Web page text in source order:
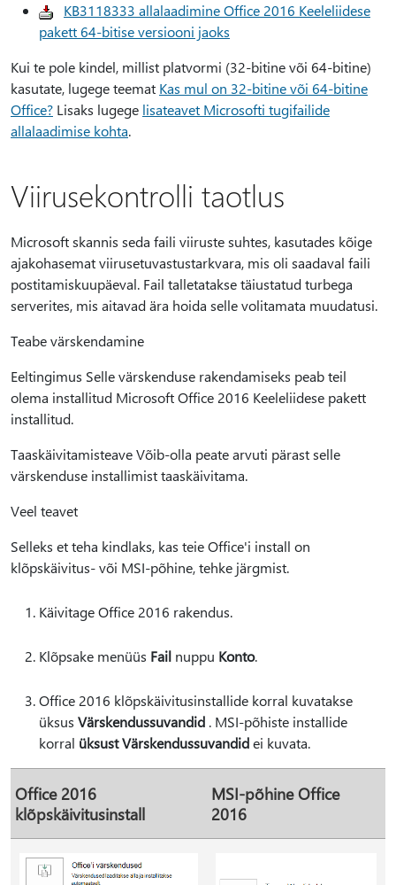
KB3118333 allalaadimine Office 2016 Keeleliidese
pakett 64-bitise versiooni jaoks
Kui te pole kindel, millist platvormi (32-bitine või 64-bitine)
kasutate, lugege teemat Kas mul on 32-bitine või 64-bitine
Office? Lisaks lugege lisateavet Microsofti tugifailide
allalaadimise kohta.
Viirusekontrolli taotlus
Microsoft skannis seda faili viiruste suhtes, kasutades kõige
ajakohasemat viirusetuvastustarkvara, mis oli saadaval faili
postitamiskuupäeval. Fail talletatakse täiustatud turbega
serverites, mis aitavad ära hoida selle volitamata muudatusi.
Teabe värskendamine
Eeltingimus Selle värskenduse rakendamiseks peab teil
olema installitud Microsoft Office 2016 Keeleliidese pakett
installitud.
Taaskäivitamisteave Võib-olla peate arvuti pärast selle
värskenduse installimist taaskäivitama.
Veel teavet
Selleks et teha kindlaks, kas teie Office'i install on
klõpskäivitus- või MSI-põhine, tehke järgmist.
Käivitage Office 2016 rakendus.
Klõpsake menüüs Fail nuppu Konto.
Office 2016 klõpskäivitusinstallide korral kuvatakse
üksus Värskendussuvandid . MSI-põhiste installide
korral üksust Värskendussuvandidei kuvata.
Office 2016
klõpskäivitusinstall
MSI-põhine Office
2016